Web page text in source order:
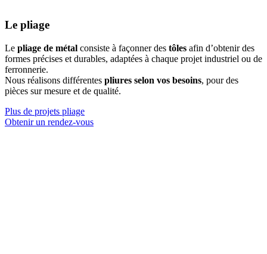
Le pliage
Le pliage de métal consiste à façonner des tôles afin d’obtenir des
formes précises et durables, adaptées à chaque projet industriel ou de
ferronnerie.
Nous réalisons différentes pliures selon vos besoins, pour des
pièces sur mesure et de qualité.
Plus de projets pliage
Obtenir un rendez-vous